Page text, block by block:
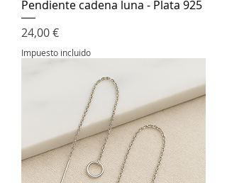
Pendiente cadena luna - Plata 925
Precio
24,00 €
Impuesto incluido